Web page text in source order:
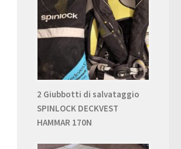
2 Giubbotti di salvataggio
SPINLOCK DECKVEST
HAMMAR 170N